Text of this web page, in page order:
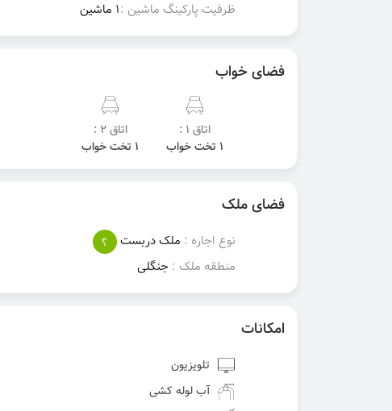
ظرفیت پارکینگ ماشین :1 ماشین
فضای خواب
اتاق 1 :
1 تخت خواب
اتاق 2 :
1 تخت خواب
فضای ملک
نوع اجاره : ملک دربست ؟
منطقه ملک : جنگلی
امکانات
تلویزیون
آب لوله کشی